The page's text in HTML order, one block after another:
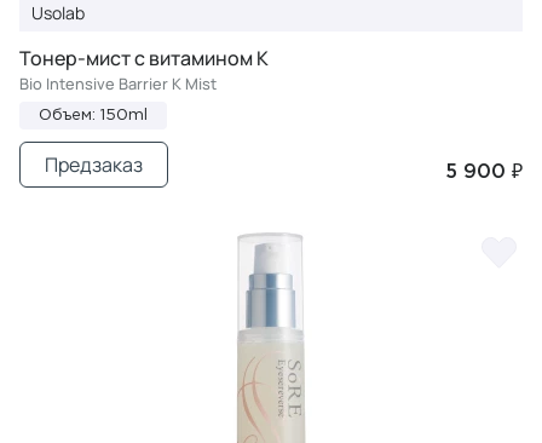
Usolab
Тонер-мист с витамином К
Bio Intensive Barrier K Mist
Объем: 150ml
5 900 ₽
Предзаказ